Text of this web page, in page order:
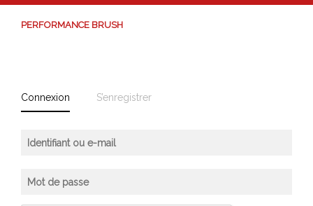
Connexion S’enregistrer
PERFORMANCE BRUSH